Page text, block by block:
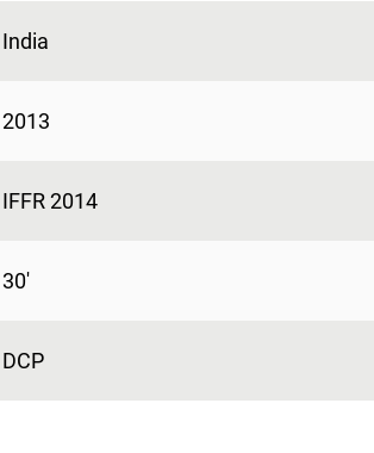
India
2013
IFFR 2014
30'
DCP